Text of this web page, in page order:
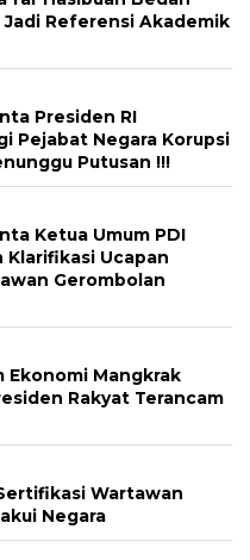
Jadi Referensi Akademik
Presiden RI
Pejabat Negara Korupsi
Putusan !!!
Ketua Umum PDI
Klarifikasi Ucapan
Gerombolan
Ekonomi Mangkrak
Rakyat Terancam
Wartawan
Negara